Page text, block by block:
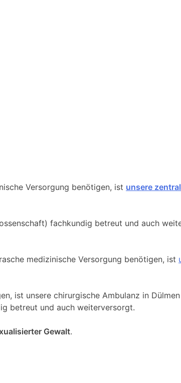
Versorgung benötigen, ist unsere
fachkundig betreut und auch
medizinische Versorgung benötigen, ist
ist unsere chirurgische Ambulanz in
betreut und auch weiterversorgt.
Gewalt.